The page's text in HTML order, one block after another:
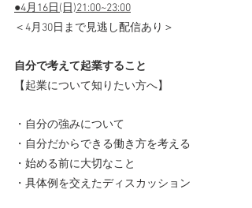
●4月16日(日)21:00~23:00
＜4月30日まで見逃し配信あり＞
自分で考えて起業すること
【起業について知りたい方へ】
・自分の強みについて
・自分だからできる働き方を考える
・始める前に大切なこと
・具体例を交えたディスカッション